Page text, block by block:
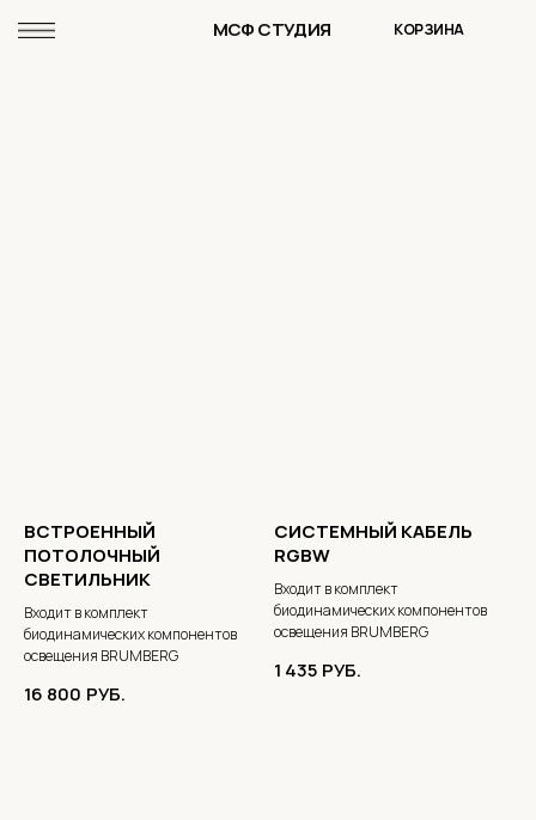
МСФ СТУДИЯ КОРЗИНА
ВСТРОЕННЫЙ
ПОТОЛОЧНЫЙ
СВЕТИЛЬНИК
Входит в комплект
биодинамических компонентов
освещения BRUMBERG
16 800 РУБ.
СИСТЕМНЫЙ КАБЕЛЬ
RGBW
Входит в комплект
биодинамических компонентов
освещения BRUMBERG
1 435 РУБ.